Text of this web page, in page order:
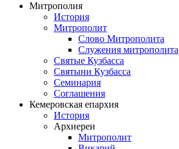
Митрополия
История
Митрополит
Слово Митрополита
Служения митрополита
Святые Кузбасса
Святыни Кузбасса
Семинария
Соглашения
Кемеровская епархия
История
Архиереи
Митрополит